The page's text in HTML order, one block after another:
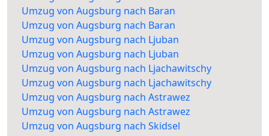
Umzug von Augsburg nach Baran
Umzug von Augsburg nach Baran
Umzug von Augsburg nach Ljuban
Umzug von Augsburg nach Ljuban
Umzug von Augsburg nach Ljachawitschy
Umzug von Augsburg nach Ljachawitschy
Umzug von Augsburg nach Astrawez
Umzug von Augsburg nach Astrawez
Umzug von Augsburg nach Skidsel